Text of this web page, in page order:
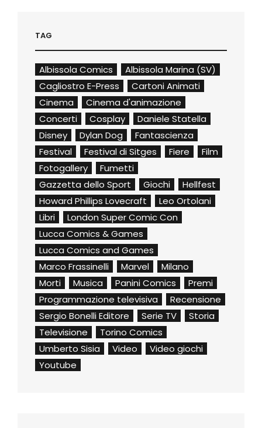
TAG
Albissola Comics
Albissola Marina (SV)
Cagliostro E-Press
Cartoni Animati
Cinema
Cinema d'animazione
Concerti
Cosplay
Daniele Statella
Disney
Dylan Dog
Fantascienza
Festival
Festival di Sitges Fiere
Film
Fotogallery
Fumetti
Gazzetta dello Sport
Giochi
Hellfest
Howard Phillips Lovecraft
Leo Ortolani
Libri
London Super Comic Con
Lucca Comics & Games
Lucca Comics and Games
Marco Frassinelli
Marvel
Milano
Morti
Musica Panini Comics
Premi
Programmazione televisiva
Recensione
Sergio Bonelli Editore
Serie TV
Storia
Televisione
Torino Comics
Umberto Sisia
Video
Video giochi
Youtube